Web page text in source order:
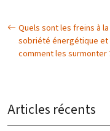
Quels sont les freins à la
sobriété énergétique et
comment les surmonter
Articles récents